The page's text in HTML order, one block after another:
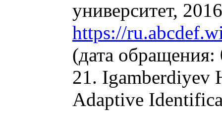
университет,
https://
(дата
21. Igamberdiyev
Adaptive